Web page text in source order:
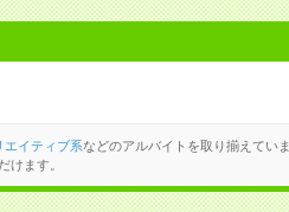
エイティブ系などのアルバイトを取り揃えていま
けます。